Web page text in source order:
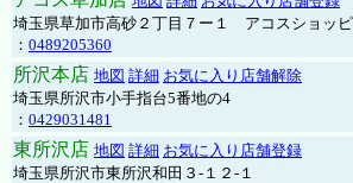
埼玉県草加市高砂２丁目７ー１ アコスショッ
： 0489205360
所沢本店 地図 詳細 お気に入り店舗解除
埼玉県所沢市小手指台5番地の4
： 0429031481
東所沢店 地図 詳細 お気に入り店舗登録
埼玉県所沢市東所沢和田３-１２-１